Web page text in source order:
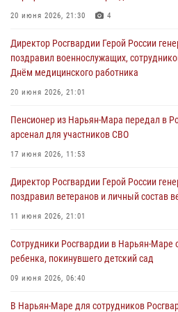
20 июня 2026, 21:30 4
Директор Росгвардии Герой России
поздравил военнослужащих,
Днём медицинского работника
20 июня 2026, 21:01
Пенсионер из Нарьян-Мара передал в
арсенал для участников СВО
17 июня 2026, 11:53
Директор Росгвардии Герой России
поздравил ветеранов и личный состав
11 июня 2026, 21:01
Сотрудники Росгвардии в Нарьян-Маре
ребенка, покинувшего детский сад
09 июня 2026, 06:40
В Нарьян-Маре для сотрудников